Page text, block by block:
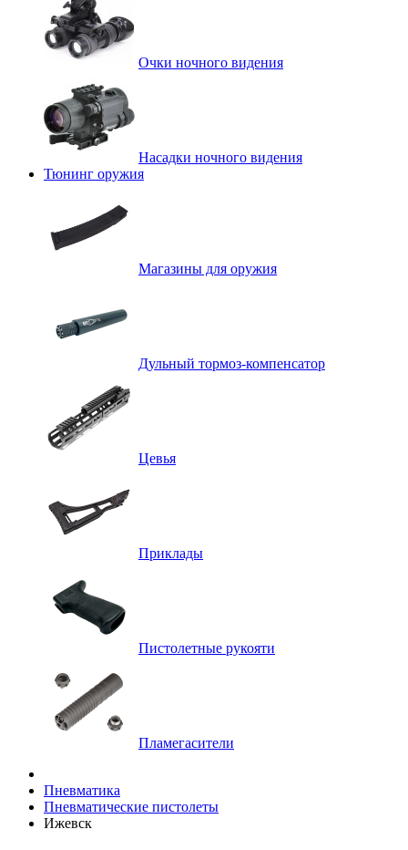
Очки ночного видения
Насадки ночного видения
Тюнинг оружия
Магазины для оружия
Дульный тормоз-компенсатор
Цевья
Приклады
Пистолетные рукояти
Пламегасители
Пневматика
Пневматические пистолеты
Ижевск